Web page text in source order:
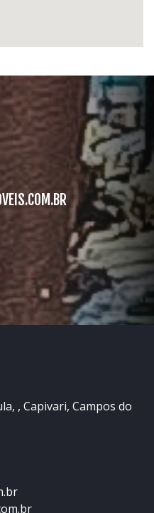
, Capivari, Campos do